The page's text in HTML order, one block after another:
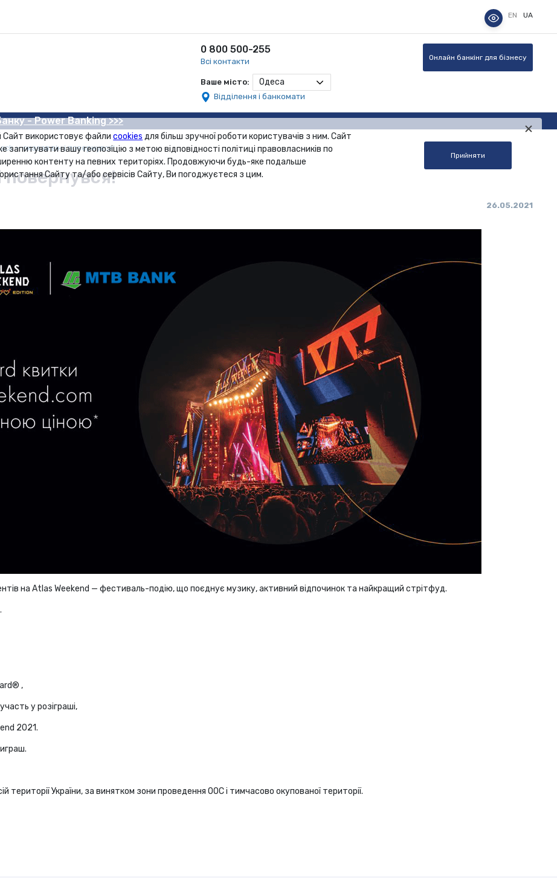
EN UA
0 800 500-255
Всі контакти
Ваше місто: Одеса
Відділення і банкомати
Онлайн банкінг для бізнесу
- Power Banking >>>
— сказав він і повернувся!
повернувся!
26.05.2021
на Atlas Weekend — фестиваль-подію, що поєднує музику, активний відпочинок та найкращий стрітфуд.
,
у розіграші,
2021.
території України, за винятком зони проведення ООС і тимчасово окупованої території.
Сайт використовує файлиcookies для більш зручної роботи користувачів з ним. Сайт
запитувати вашу геопозіцію з метою відповідності політиці правовласників по
контенту на певних територіях. Продовжуючи будь-яке подальше
Сайту та/або сервісів Сайту, Ви погоджуєтеся з цим.
Прийняти